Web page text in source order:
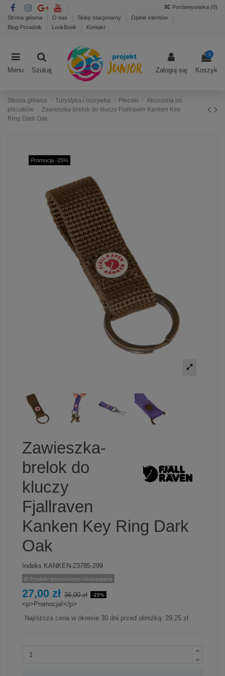
Strona główna O nas Sklep stacjonarny
Opinie klientów
Blog-Poradnik
LookBook Kontakt
Porównywarka (0)
Menu Szukaj Zaloguj się
0
Koszyk
Strona główna Turystyka i rozrywka Plecaki
Akcesoria do
plecaków
Zawieszka-brelok do kluczy Fjallraven Kanken Key
Ring Dark Oak
Promocja -25%
Zawieszka-
brelok do
kluczy
Fjallraven
Kanken Key Ring Dark
Oak
Indeks KANKEN-23785-299
Produkt tymczasowo niedostępny
27,00 zł 36,00 zł -25%
<p>Promocja!</p>
Najniższa cena w okresie 30 dni przed obniżką: 29,25 zł